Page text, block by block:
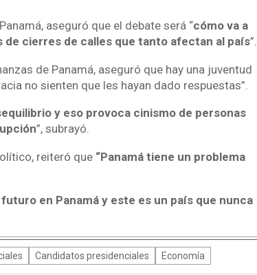
aseguró que el debate será “cómo va a
cierres de calles que tanto afectan al país”.
de Panamá, aseguró que hay una juventud
no sienten que les hayan dado respuestas”.
y eso provoca cinismo de personas
”, subrayó.
reiteró que “Panamá tiene un problema
en Panamá y este es un país que nunca
Candidatos presidenciales Economía